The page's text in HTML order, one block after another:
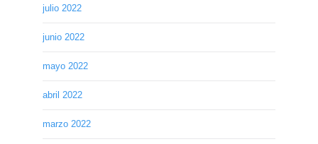
julio 2022
junio 2022
mayo 2022
abril 2022
marzo 2022